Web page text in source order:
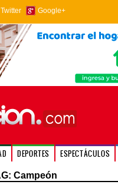
Twitter Google+
DEPORTES ESPECTÁCULOS
Campeón